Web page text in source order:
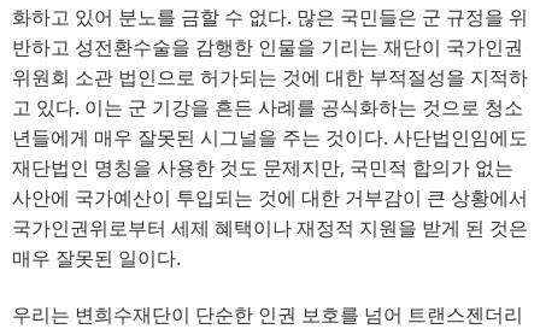
화하고 있어 분노를 금할 수 없다. 많은 국민들은 군 규정을 위
반하고 성전환수술을 감행한 인물을 기리는 재단이 국가인권
위원회 소관 법인으로 허가되는 것에 대한 부적절성을 지적하
고 있다. 이는 군 기강을 흔든 사례를 공식화하는 것으로 청소
년들에게 매우 잘못된 시그널을 주는 것이다. 사단법인임에도
재단법인 명칭을 사용한 것도 문제지만, 국민적 합의가 없는
사안에 국가예산이 투입되는 것에 대한 거부감이 큰 상황에서
국가인권위로부터 세제 혜택이나 재정적 지원을 받게 된 것은
매우 잘못된 일이다.
우리는 변희수재단이 단순한 인권 보호를 넘어 트랜스젠더리